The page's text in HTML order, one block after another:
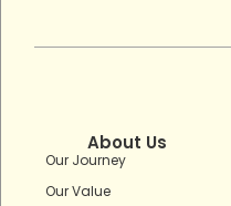
About Us
Our Journey
Our Value